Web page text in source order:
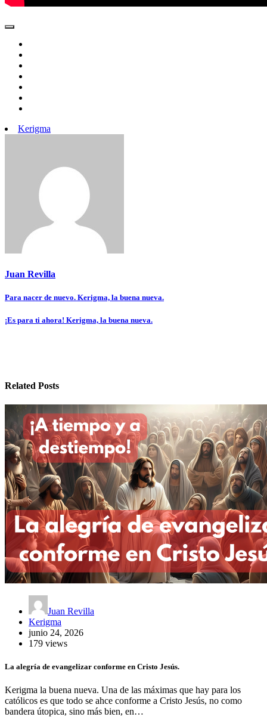
Kerigma
Juan Revilla
Navegación
de
Para nacer de nuevo. Kerigma, la buena nueva.
¡Es para ti ahora! Kerigma, la buena nueva.
Related Posts
Juan Revilla
Kerigma
junio 24, 2026
179 views
La alegría de evangelizar conforme en Cristo Jesús.
Kerigma la buena nueva. Una de las máximas que hay para los
católicos es que todo se ahce conforme a Cristo Jesús, no como
bandera útopica, sino más bien, en…